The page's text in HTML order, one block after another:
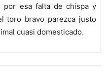
por esa falta de chispa y
toro bravo parezca justo
cuasi domesticado.